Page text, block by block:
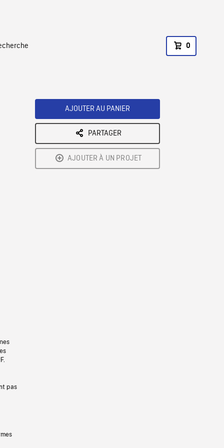
0
pas
AJOUTER AU PANIER
PARTAGER
AJOUTER À UN PROJET